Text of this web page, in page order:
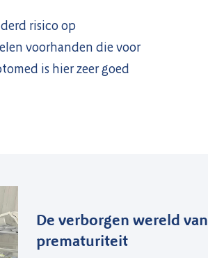
risico op
voorhanden die voor
is hier zeer goed
De verborgen wereld van
prematuriteit